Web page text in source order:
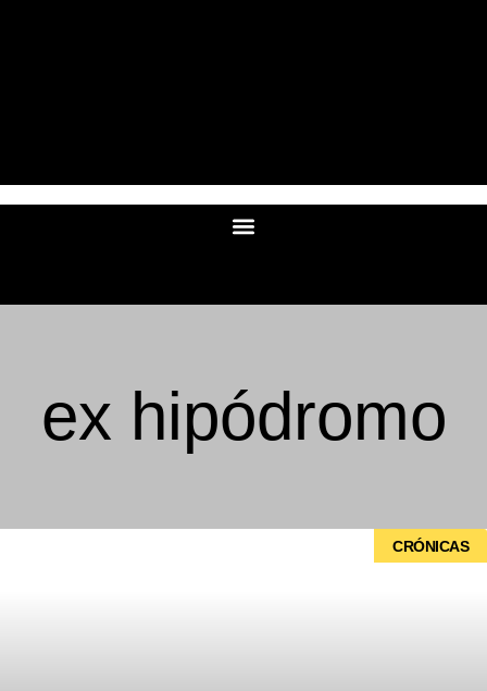
ex hipódromo
CRÓNICAS